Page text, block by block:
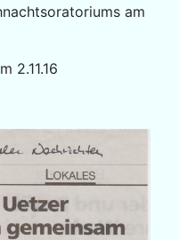
am
2.11.16